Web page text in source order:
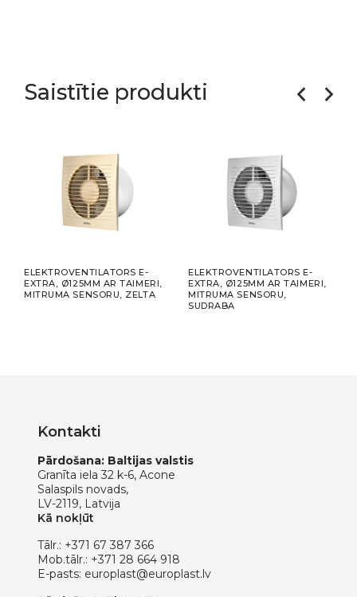
Saistītie produkti
ELEKTROVENTILATORS E-
EXTRA, Ø125MM AR TAIMERI,
MITRUMA SENSORU, ZELTA
ELEKTROVENTILATORS E-
EXTRA, Ø125MM AR TAIMERI,
MITRUMA SENSORU,
SUDRABA
Kontakti
Pārdošana: Baltijas valstis
Granīta iela 32 k-6, Acone
Salaspils novads,
LV-2119, Latvija
Kā nokļūt
Tālr.: +371 67 387 366
Mob.tālr.: +371 28 664 918
E-pasts: europlast@europlast.lv